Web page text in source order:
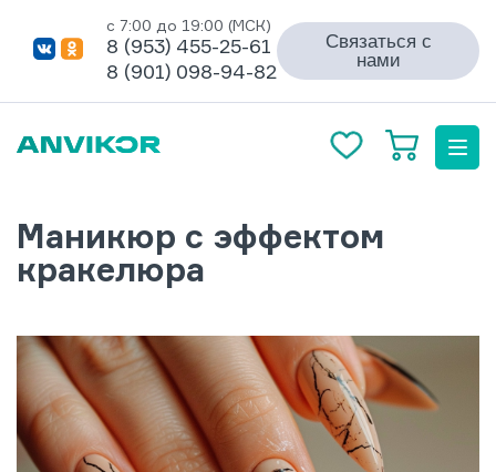
с 7:00 до 19:00 (МСК)
8 (953) 455-25-61
8 (901) 098-94-82
Связаться с
нами
Маникюр с эффектом
кракелюра